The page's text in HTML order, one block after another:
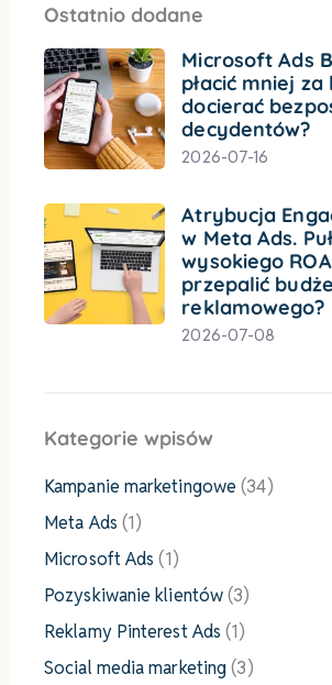
Ostatnio dodane
Microsoft Ads
płacić mniej za
docierać
decydentów?
2026-07-16
Atrybucja
w Meta Ads.
wysokiego
przepalić
reklamowego?
2026-07-08
Kategorie wpisów
Kampanie marketingowe (34)
Meta Ads (1)
Microsoft Ads (1)
Pozyskiwanie klientów(3)
Reklamy Pinterest Ads (1)
Social media marketing (3)